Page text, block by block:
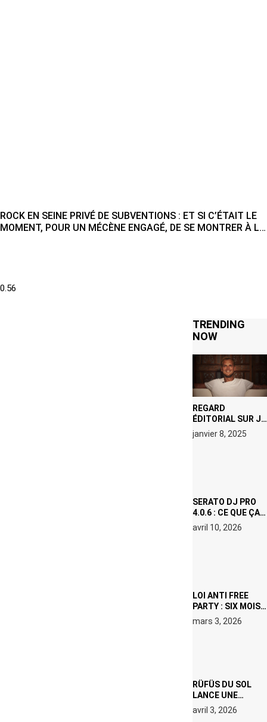
ROCK EN SEINE PRIVÉ DE SUBVENTIONS : ET SI C’ÉTAIT LE
MOMENT, POUR UN MÉCÈNE ENGAGÉ, DE SE MONTRER À LA
TRENDING
NOW
REGARD
ÉDITORIAL SUR JE
M’APPELLE TIM
(NETFLIX) : AVICII,
janvier 8, 2025
SERATO DJ PRO
4.0.6 : CE QUE ÇA
CHANGE, MÊME SI
VOUS N’ÊTES NI
avril 10, 2026
LOI ANTI FREE
PARTY : SIX MOIS
DE PRISON ET 5
000 € D’AMENDE
mars 3, 2026
RÜFÜS DU SOL
LANCE UNE
RÉSIDENCE DJ
SET DE QUATRE
avril 3, 2026